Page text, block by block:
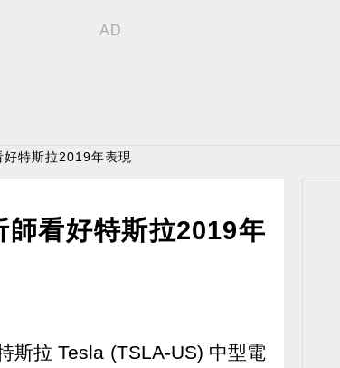
特斯拉2019年表現
看好特斯拉2019年
斯拉 Tesla (TSLA-US) 中型電